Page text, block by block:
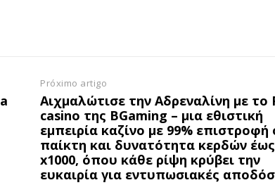
anual
Ofertas
Próximo artigo
Αιχμαλώτισε την Αδρεναλίνη με το
casino της BGaming – μια εθιστική
εμπειρία καζίνο με 99% επιστροφή
παίκτη και δυνατότητα κερδών έως
x1000, όπου κάθε ρίψη κρύβει την
ευκαιρία για εντυπωσιακές